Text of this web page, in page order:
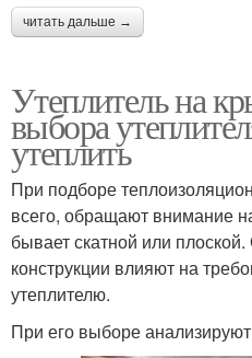
читать дальше →
Утеплитель на
выбора
утеплить
При подборе
всего, обращают внимание
бывает скатной или
конструкции влияют на
утеплителю.
При его выборе